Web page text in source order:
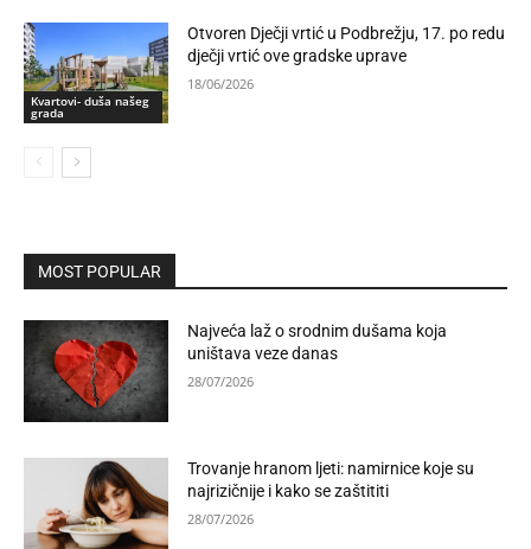
Kvartovi- duša našeg
grada
Otvoren Dječji vrtić u Podbrežju, 17. po redu
dječji vrtić ove gradske uprave
18/06/2026
MOST POPULAR
Najveća laž o srodnim dušama koja
uništava veze danas
28/07/2026
Trovanje hranom ljeti: namirnice koje su
najrizičnije i kako se zaštititi
28/07/2026